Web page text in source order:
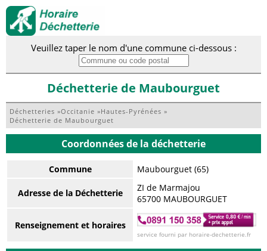
Veuillez taper le nom d'une commune ci-dessous :
Déchetterie de Maubourguet
Déchetteries »Occitanie »Hautes-Pyrénées »
Déchetterie de Maubourguet
Coordonnées de la déchetterie
Commune Maubourguet (65)
Adresse de la Déchetterie
ZI de Marmajou
65700 MAUBOURGUET
Renseignement et horaires
service fourni par horaire-dechetterie.fr